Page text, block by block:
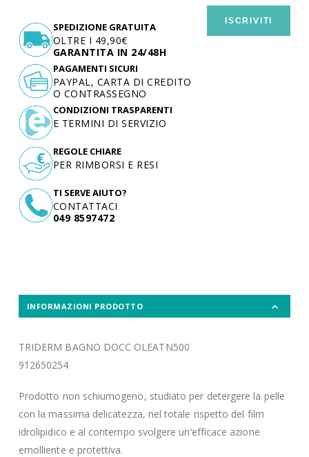
ISCRIVITI
SPEDIZIONE GRATUITA
OLTRE I 49,90€
GARANTITA IN 24/48H
TI SERVE AIUTO?
CONTATTACI
049 8597472
PAGAMENTI SICURI
PAYPAL, CARTA DI CREDITO
O CONTRASSEGNO
CONDIZIONI TRASPARENTI
E TERMINI DI SERVIZIO
REGOLE CHIARE
PER RIMBORSI E RESI
INFORMAZIONI PRODOTTO
TRIDERM BAGNO DOCC OLEATN500
912650254
Prodotto non schiumogeno, studiato per detergere la pelle
con la massima delicatezza, nel totale rispetto del film
idrolipidico e al contempo svolgere un’efficace azione
emolliente e protettiva.